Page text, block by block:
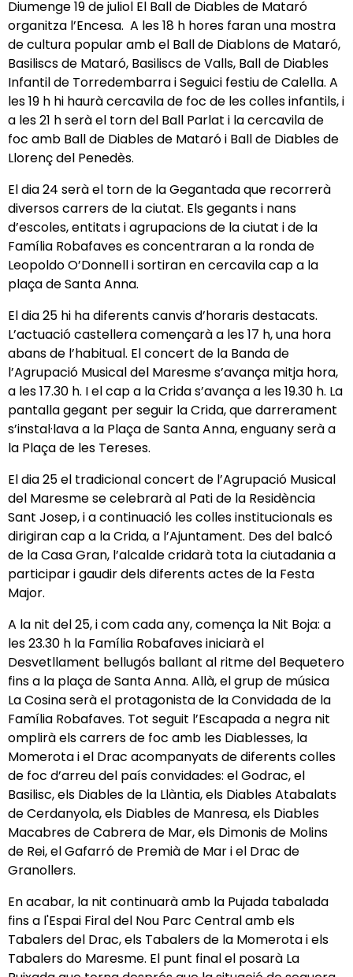
Diumenge 19 de juliol El Ball de Diables de Mataró
organitza l’Encesa. A les 18 h hores faran una mostra
de cultura popular amb el Ball de Diablons de Mataró,
Basiliscs de Mataró, Basiliscs de Valls, Ball de Diables
Infantil de Torredembarra i Seguici festiu de Calella. A
les 19 h hi haurà cercavila de foc de les colles infantils, i
a les 21 h serà el torn del Ball Parlat i la cercavila de
foc amb Ball de Diables de Mataró i Ball de Diables de
Llorenç del Penedès.
El dia 24 serà el torn de la Gegantada que recorrerà
diversos carrers de la ciutat. Els gegants i nans
d’escoles, entitats i agrupacions de la ciutat i de la
Família Robafaves es concentraran a la ronda de
Leopoldo O’Donnell i sortiran en cercavila cap a la
plaça de Santa Anna.
El dia 25 hi ha diferents canvis d’horaris destacats.
L’actuació castellera començarà a les 17 h, una hora
abans de l’habitual. El concert de la Banda de
l’Agrupació Musical del Maresme s’avança mitja hora,
a les 17.30 h. I el cap a la Crida s’avança a les 19.30 h. La
pantalla gegant per seguir la Crida, que darrerament
s’instal·lava a la Plaça de Santa Anna, enguany serà a
la Plaça de les Tereses.
El dia 25 el tradicional concert de l’Agrupació Musical
del Maresme se celebrarà al Pati de la Residència
Sant Josep, i a continuació les colles institucionals es
dirigiran cap a la Crida, a l’Ajuntament. Des del balcó
de la Casa Gran, l’alcalde cridarà tota la ciutadania a
participar i gaudir dels diferents actes de la Festa
Major.
A la nit del 25, i com cada any, comença la Nit Boja: a
les 23.30 h la Família Robafaves iniciarà el
Desvetllament bellugós ballant al ritme del Bequetero
fins a la plaça de Santa Anna. Allà, el grup de música
La Cosina serà el protagonista de la Convidada de la
Família Robafaves. Tot seguit l’Escapada a negra nit
omplirà els carrers de foc amb les Diablesses, la
Momerota i el Drac acompanyats de diferents colles
de foc d’arreu del país convidades: el Godrac, el
Basilisc, els Diables de la Llàntia, els Diables Atabalats
de Cerdanyola, els Diables de Manresa, els Diables
Macabres de Cabrera de Mar, els Dimonis de Molins
de Rei, el Gafarró de Premià de Mar i el Drac de
Granollers.
En acabar, la nit continuarà amb la Pujada tabalada
fins a l'Espai Firal del Nou Parc Central amb els
Tabalers del Drac, els Tabalers de la Momerota i els
Tabalers do Maresme. El punt final el posarà La